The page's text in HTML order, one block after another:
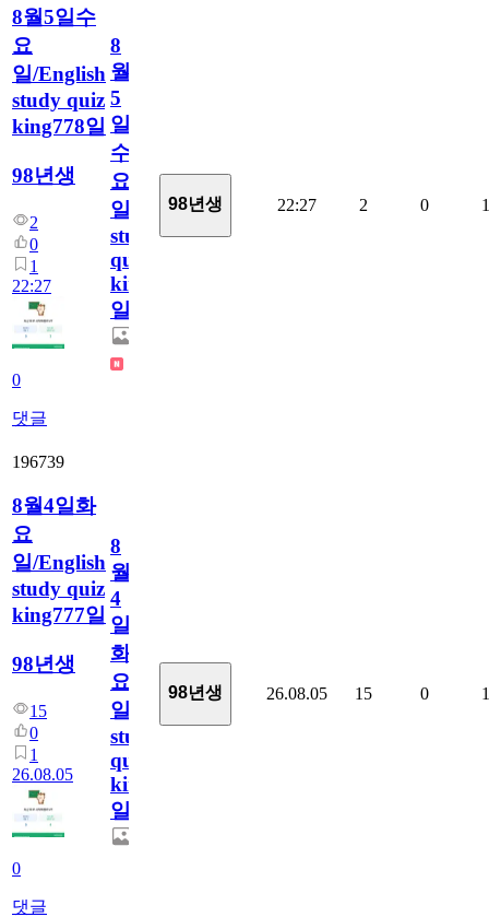
8월5일수
요
일/English
study quiz
king778일
98년생
2
0
1
22:27
0
댓글
8
월
5
일
수
요
일/English
study
quiz
king778
일
98년생 22:27 2 0 1
196739
8월4일화
요
일/English
study quiz
king777일
98년생
15
0
1
26.08.05
0
댓글
8
월
4
일
화
요
일/English
study
quiz
king777
일
98년생 26.08.05 15 0 1